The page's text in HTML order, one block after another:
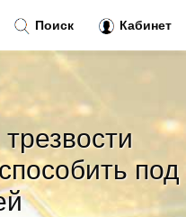
под
Поиск Кабинет